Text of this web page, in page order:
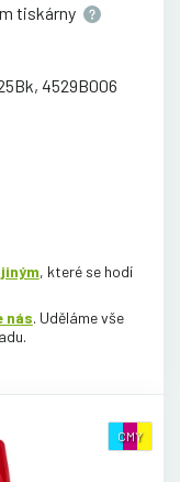
tiskárny
4529B006
, které se hodí
nás. Uděláme vše
CMY